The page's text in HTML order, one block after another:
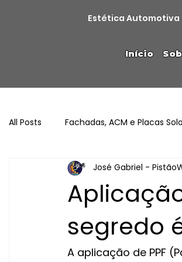
Estética Automotiva
Início
All Posts Fachadas, ACM e Placas
segredo
José Gabriel -
A aplicação de PPF